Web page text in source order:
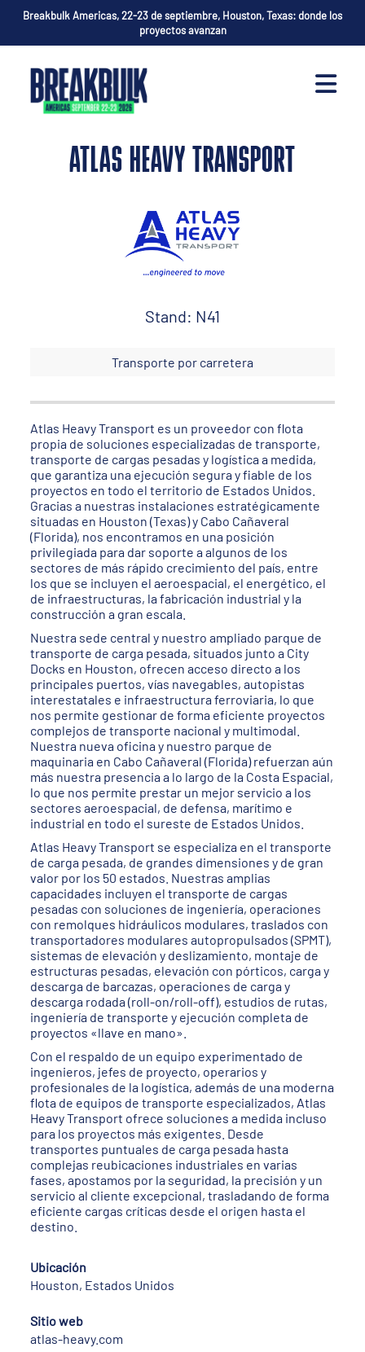
Breakbulk Americas, 22-23 de septiembre, Houston, Texas: donde los
proyectos avanzan
ATLAS HEAVY TRANSPORT
Stand: N41
Transporte por carretera
Atlas Heavy Transport es un proveedor con flota
propia de soluciones especializadas de transporte,
transporte de cargas pesadas y logística a medida,
que garantiza una ejecución segura y fiable de los
proyectos en todo el territorio de Estados Unidos.
Gracias a nuestras instalaciones estratégicamente
situadas en Houston (Texas) y Cabo Cañaveral
(Florida), nos encontramos en una posición
privilegiada para dar soporte a algunos de los
sectores de más rápido crecimiento del país, entre
los que se incluyen el aeroespacial, el energético, el
de infraestructuras, la fabricación industrial y la
construcción a gran escala.
Nuestra sede central y nuestro ampliado parque de
transporte de carga pesada, situados junto a City
Docks en Houston, ofrecen acceso directo a los
principales puertos, vías navegables, autopistas
interestatales e infraestructura ferroviaria, lo que
nos permite gestionar de forma eficiente proyectos
complejos de transporte nacional y multimodal.
Nuestra nueva oficina y nuestro parque de
maquinaria en Cabo Cañaveral (Florida) refuerzan aún
más nuestra presencia a lo largo de la Costa Espacial,
lo que nos permite prestar un mejor servicio a los
sectores aeroespacial, de defensa, marítimo e
industrial en todo el sureste de Estados Unidos.
Atlas Heavy Transport se especializa en el transporte
de carga pesada, de grandes dimensiones y de gran
valor por los 50 estados. Nuestras amplias
capacidades incluyen el transporte de cargas
pesadas con soluciones de ingeniería, operaciones
con remolques hidráulicos modulares, traslados con
transportadores modulares autopropulsados (SPMT),
sistemas de elevación y deslizamiento, montaje de
estructuras pesadas, elevación con pórticos, carga y
descarga de barcazas, operaciones de carga y
descarga rodada (roll-on/roll-off), estudios de rutas,
ingeniería de transporte y ejecución completa de
proyectos «llave en mano».
Con el respaldo de un equipo experimentado de
ingenieros, jefes de proyecto, operarios y
profesionales de la logística, además de una moderna
flota de equipos de transporte especializados, Atlas
Heavy Transport ofrece soluciones a medida incluso
para los proyectos más exigentes. Desde
transportes puntuales de carga pesada hasta
complejas reubicaciones industriales en varias
fases, apostamos por la seguridad, la precisión y un
servicio al cliente excepcional, trasladando de forma
eficiente cargas críticas desde el origen hasta el
destino.
Ubicación
Houston, Estados Unidos
Sitio web
atlas-heavy.com